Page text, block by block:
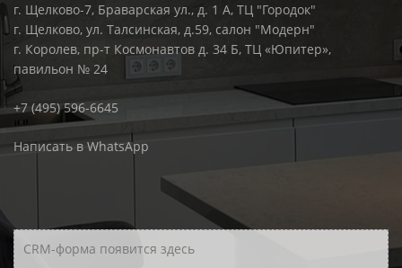
г. Щелково-7, Браварская ул., д. 1 А, ТЦ "Городок"
г. Щелково, ул. Талсинская, д.59, салон "Модерн"
г. Королев, пр-т Космонавтов д. 34 Б, ТЦ «Юпитер»,
павильон № 24
+7 (495) 596-6645
Написать в WhatsApp
CRM-форма появится здесь